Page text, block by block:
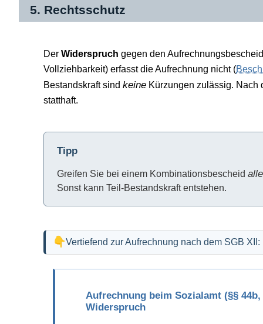
5. Rechtsschutz
Der Widerspruch gegen den
Vollziehbarkeit) erfasst die Aufrechnung nicht (
Bestandskraft sind keine Kürzungen zulässig.
statthaft.
Tipp
Greifen Sie bei einem Kombinationsbescheidalle
Sonst kann Teil-Bestandskraft entstehen.
Vertiefend zur Aufrechnung nach dem SGB XII:
Aufrechnung beim Sozialamt (§§
Widerspruch